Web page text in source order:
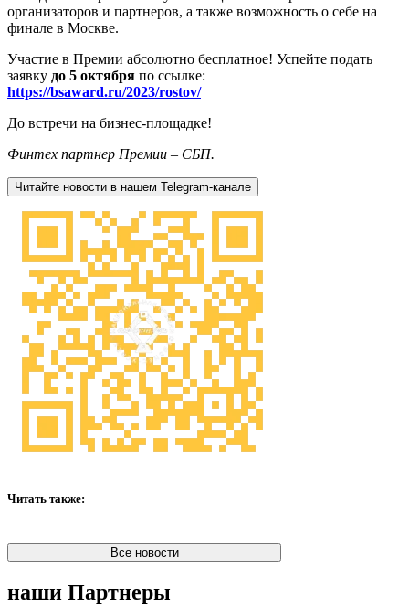
организаторов и партнеров, а также возможность о себе на
финале в Москве.
Участие в Премии абсолютно бесплатное! Успейте подать
заявку до 5 октября по ссылке:
https://bsaward.ru/2023/rostov/
До встречи на бизнес-площадке!
Финтех партнер Премии – СБП.
Читайте новости в нашем Telegram-канале
Читать также:
Все новости
наши Партнеры